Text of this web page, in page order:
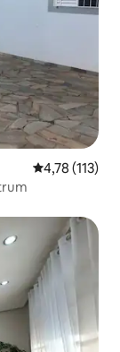
4,78 av 5 i
4,78 (113)